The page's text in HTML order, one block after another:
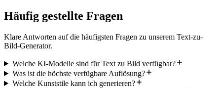
Häufig gestellte Fragen
Klare Antworten auf die häufigsten Fragen zu unserem Text-zu-
Bild-Generator.
Welche KI-Modelle sind für Text zu Bild verfügbar?
Was ist die höchste verfügbare Auflösung?
Welche Kunststile kann ich generieren?